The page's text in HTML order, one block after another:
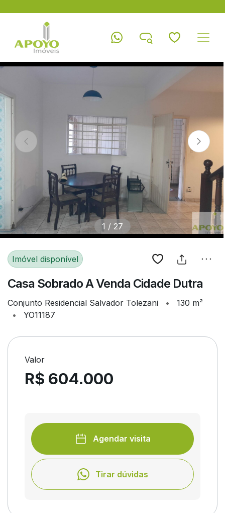
1 / 27
Imóvel disponível
Casa Sobrado A Venda Cidade Dutra
Conjunto Residencial Salvador Tolezani •
130 m²
•
YO11187
Valor
R$ 604.000
Agendar visita
Tirar dúvidas